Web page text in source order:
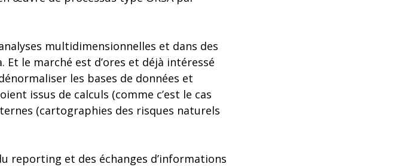
multidimensionnelles et dans des
le marché est d’ores et déjà intéressé
les bases de données et
issus de calculs (comme c’est le cas
(cartographies des risques naturels
reporting et des échanges d’informations